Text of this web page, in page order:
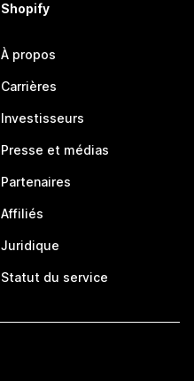
Shopify
À propos
Carrières
Investisseurs
Presse et médias
Partenaires
Affiliés
Juridique
Statut du service